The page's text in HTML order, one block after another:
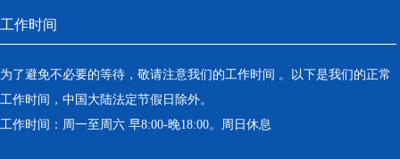
工作时间
为了避免不必要的等待，敬请注意我们的工作时间 。以下是我们的正常
工作时间，中国大陆法定节假日除外。
工作时间：周一至周六 早8:00-晚18:00。周日休息